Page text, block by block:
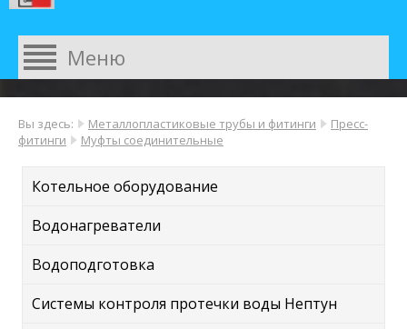
Вы здесь: Металлопластиковые трубы и фитинги
Пресс-
фитинги
Муфты соединительные
Котельное оборудование
Водонагреватели
Водоподготовка
Системы контроля протечки воды Нептун